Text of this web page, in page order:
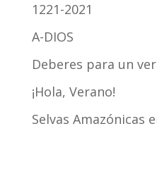
1221-2021
A-DIOS
Deberes para un
¡Hola, Verano!
Selvas Amazónicas